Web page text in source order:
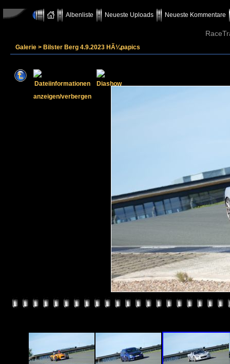
Albenliste Neueste Uploads Neueste Kommentare
Galerie > Bilster Berg 4.9.2023 HÃ¼papics